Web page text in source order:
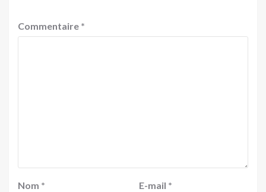
Commentaire *
Nom * E-mail *